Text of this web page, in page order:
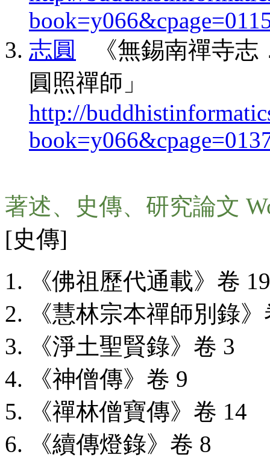
志圓
《無錫南禪寺志
圓照禪師」
http://
著述、史傳、研究論文
[史傳]
《佛祖歷代通載》卷 19
《慧林宗本禪師別錄
《淨土聖賢錄》卷 3
《神僧傳》卷 9
《禪林僧寶傳》卷 14
《續傳燈錄》卷 8